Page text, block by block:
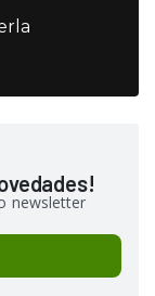
newsletter